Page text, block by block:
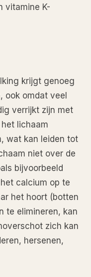
vitamine K-
krijgt genoeg
ook omdat veel
verrijkt zijn met
lichaam
wat kan leiden tot
niet over de
bijvoorbeeld
calcium op te
het hoort (botten
te elimineren, kan
zich kan
hersenen,